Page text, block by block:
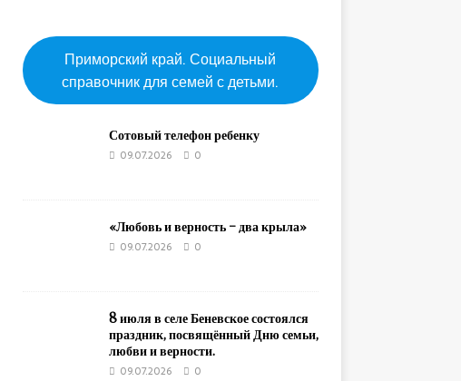
Приморский край. Социальный
справочник для семей с детьми.
Сотовый телефон ребенку
09.07.2026 0
«Любовь и верность – два крыла»
09.07.2026 0
8 июля в селе Беневское состоялся
праздник, посвящённый Дню семьи,
любви и верности.
09.07.2026 0